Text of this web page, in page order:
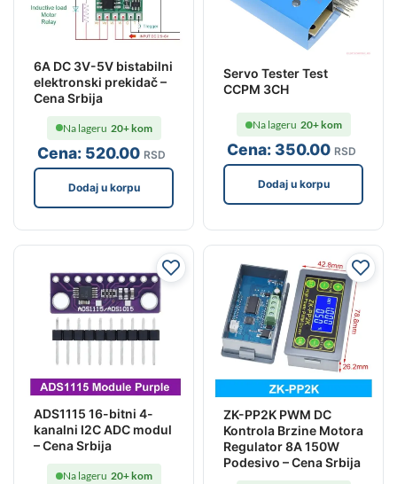
6A DC 3V-5V bistabilni
elektronski prekidač –
Cena Srbija
Cena: 520.00 RSD
Na lageru 20+ kom
Dodaj u korpu
Servo Tester Test
CCPM 3CH
Cena:350.00 RSD
Na lageru 20+ kom
Dodaj u korpu
ADS1115 16-bitni 4-
kanalni I2C ADC modul
– Cena Srbija
Na lageru 20+ kom
ZK-PP2K PWM DC
Kontrola Brzine Motora
Regulator 8A 150W
Podesivo – Cena Srbija